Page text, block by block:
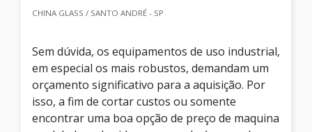
CHINA GLASS / SANTO ANDRÉ - SP
Sem dúvida, os equipamentos de uso industrial,
em especial os mais robustos, demandam um
orçamento significativo para a aquisição. Por
isso, a fim de cortar custos ou somente
encontrar uma boa opção de preço de maquina